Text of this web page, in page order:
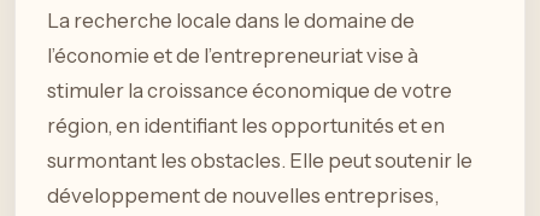
La recherche locale dans le domaine de
l’économie et de l’entrepreneuriat vise à
stimuler la croissance économique de votre
région, en identifiant les opportunités et en
surmontant les obstacles. Elle peut soutenir le
développement de nouvelles entreprises,